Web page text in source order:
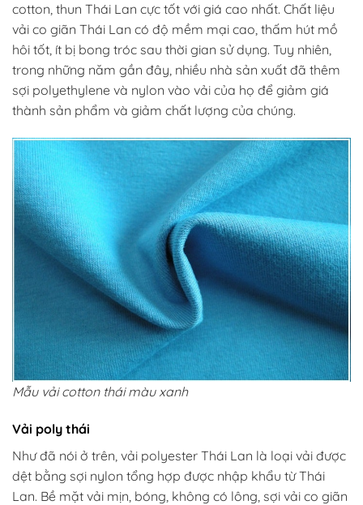
cotton, thun Thái Lan cực tốt với giá cao nhất. Chất liệu
vải co giãn Thái Lan có độ mềm mại cao, thấm hút mồ
hôi tốt, ít bị bong tróc sau thời gian sử dụng. Tuy nhiên,
trong những năm gần đây, nhiều nhà sản xuất đã thêm
sợi polyethylene và nylon vào vải của họ để giảm giá
thành sản phẩm và giảm chất lượng của chúng.
Mẫu vải cotton thái màu xanh
Vải poly thái
Như đã nói ở trên, vải polyester Thái Lan là loại vải được
dệt bằng sợi nylon tổng hợp được nhập khẩu từ Thái
Lan. Bề mặt vải mịn, bóng, không có lông, sợi vải co giãn